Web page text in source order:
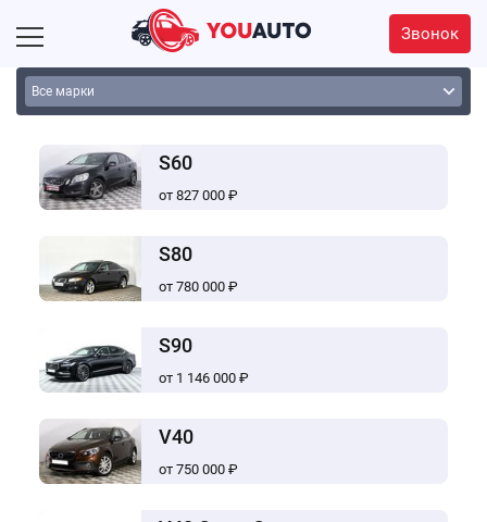
Звонок
S60
от 827 000 ₽
S80
от 780 000 ₽
S90
от 1 146 000 ₽
V40
от 750 000 ₽